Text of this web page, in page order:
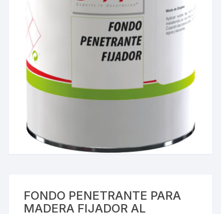
FONDO PENETRANTE PARA
MADERA FIJADOR AL